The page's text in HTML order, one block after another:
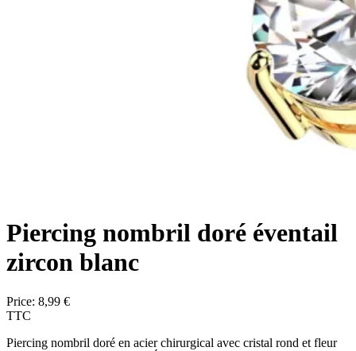
Piercing nombril doré éventail
zircon blanc
Price: 8,99 €
TTC
Piercing nombril doré en acier chirurgical avec cristal rond et fleur